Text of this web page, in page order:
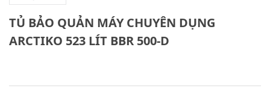
TỦ BẢO QUẢN MÁY CHUYÊN DỤNG
ARCTIKO 523 LÍT BBR 500-D